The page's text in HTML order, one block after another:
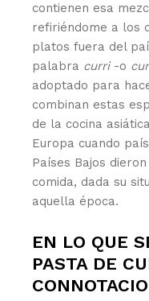
contienen esa
refiriéndome a los
platos fuera del
palabra curri -o
adoptado para
combinan estas
de la cocina
Europa cuando
Países Bajos
comida, dada su
aquella época.
EN LO QUE
PASTA DE